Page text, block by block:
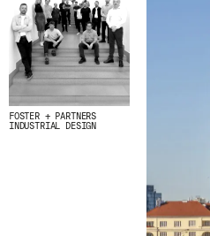
FOSTER + PARTNERS
INDUSTRIAL DESIGN